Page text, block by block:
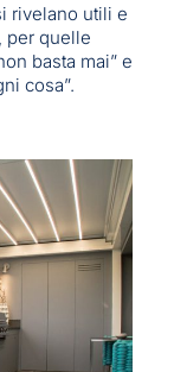
rivelano utili e
per quelle
basta mai” e
cosa”.